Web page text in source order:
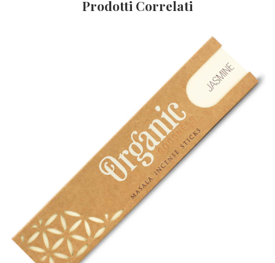
Prodotti Correlati